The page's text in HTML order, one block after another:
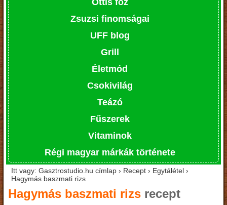
Zsuzsi finomságai
UFF blog
Grill
Életmód
Csokivilág
Teázó
Fűszerek
Vitaminok
Régi magyar márkák története
Itt vagy: Gasztrostudio.hu címlap › Recept › Egytálétel ›
Hagymás baszmati rizs
Hagymás baszmati rizs recept